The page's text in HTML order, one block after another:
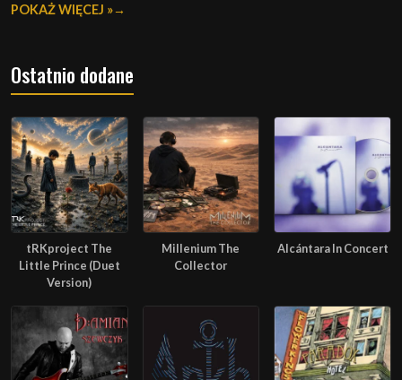
POKAŻ WIĘCEJ »
Ostatnio dodane
tRKproject The
Little Prince (Duet
Version)
Millenium The
Collector
Alcántara In Concert